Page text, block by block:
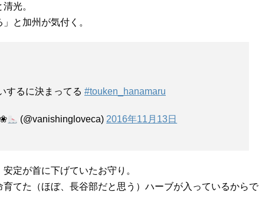
光。
」と加州が気付く。
するに決まってる #touken_hanamaru
(@vanishingloveca) 2016年11月13日
定が首に下げていたお守り。
育てた（ほぼ、長谷部だと思う）ハーブが入っているからで